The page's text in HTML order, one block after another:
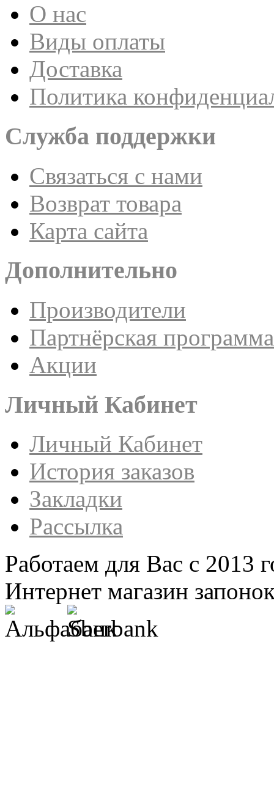
О нас
Виды оплаты
Доставка
Политика
Служба поддержки
Связаться с нами
Возврат товара
Карта сайта
Дополнительно
Производители
Партнёрская программа
Акции
Личный Кабинет
Личный Кабинет
История заказов
Закладки
Рассылка
Работаем для Вас с 2013
Интернет магазин